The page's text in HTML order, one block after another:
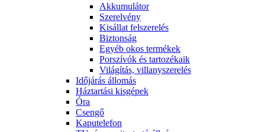
Akkumulátor
Szerelvény
Kisállat felszerelés
Biztonság
Egyéb okos termékek
Porszívók és tartozékaik
Világítás, villanyszerelés
Időjárás állomás
Háztartási kisgépek
Óra
Csengő
Kaputelefon